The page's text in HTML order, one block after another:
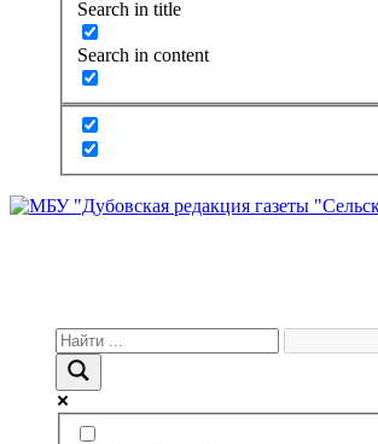
Search in title
Search in content